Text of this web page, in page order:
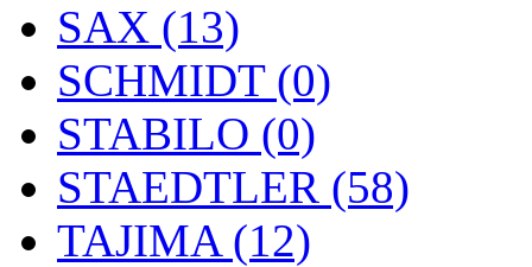
SAX (13)
SCHMIDT (0)
STABILO (0)
STAEDTLER (58)
TAJIMA (12)